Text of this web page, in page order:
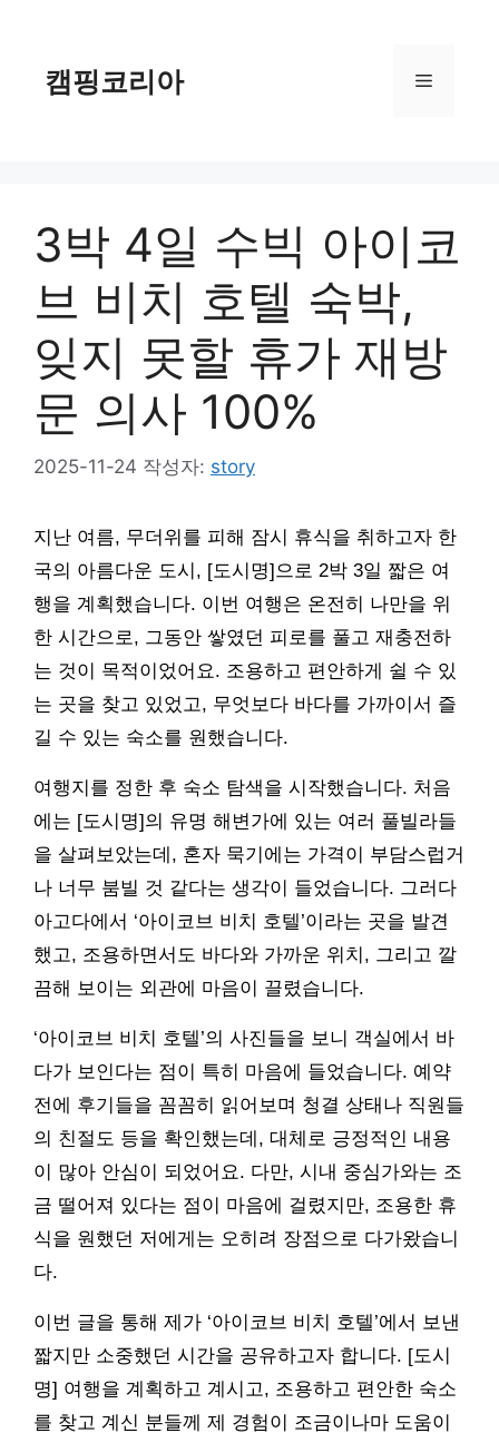
캠핑코리아 메
3박 4일 수빅 아이코
브 비치 호텔 숙박,
잊지 못할 휴가 재방
문 의사 100%
2025-11-24 작성자: story
지난 여름, 무더위를 피해 잠시 휴식을 취하고자 한
국의 아름다운 도시, [도시명]으로 2박 3일 짧은 여
행을 계획했습니다. 이번 여행은 온전히 나만을 위
한 시간으로, 그동안 쌓였던 피로를 풀고 재충전하
는 것이 목적이었어요. 조용하고 편안하게 쉴 수 있
는 곳을 찾고 있었고, 무엇보다 바다를 가까이서 즐
길 수 있는 숙소를 원했습니다.
여행지를 정한 후 숙소 탐색을 시작했습니다. 처음
에는 [도시명]의 유명 해변가에 있는 여러 풀빌라들
을 살펴보았는데, 혼자 묵기에는 가격이 부담스럽거
나 너무 붐빌 것 같다는 생각이 들었습니다. 그러다
아고다에서 ‘아이코브 비치 호텔’이라는 곳을 발견
했고, 조용하면서도 바다와 가까운 위치, 그리고 깔
끔해 보이는 외관에 마음이 끌렸습니다.
‘아이코브 비치 호텔’의 사진들을 보니 객실에서 바
다가 보인다는 점이 특히 마음에 들었습니다. 예약
전에 후기들을 꼼꼼히 읽어보며 청결 상태나 직원들
의 친절도 등을 확인했는데, 대체로 긍정적인 내용
이 많아 안심이 되었어요. 다만, 시내 중심가와는 조
금 떨어져 있다는 점이 마음에 걸렸지만, 조용한 휴
식을 원했던 저에게는 오히려 장점으로 다가왔습니
다.
이번 글을 통해 제가 ‘아이코브 비치 호텔’에서 보낸
짧지만 소중했던 시간을 공유하고자 합니다. [도시
명] 여행을 계획하고 계시고, 조용하고 편안한 숙소
를 찾고 계신 분들께 제 경험이 조금이나마 도움이